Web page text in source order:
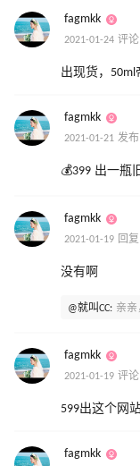
fagmkk
2021-01-24 评论
出现货，
fagmkk
2021-01-21 发布
💰399 出一瓶
fagmkk
2021-01-19 回复
没有啊
@就叫CC: 亲亲
fagmkk
2021-01-19 评论
599出这个网
fagmkk